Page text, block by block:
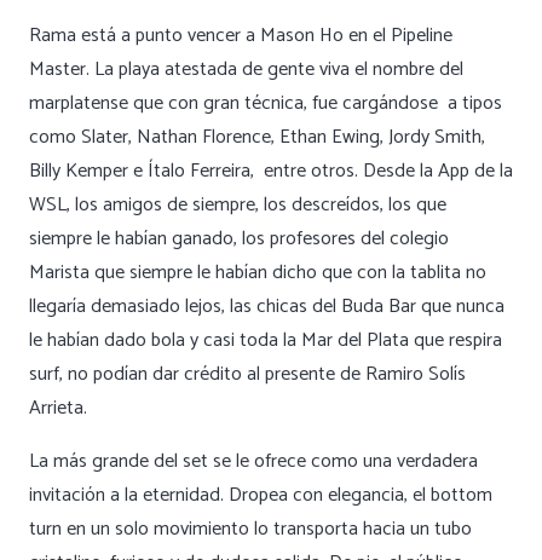
Rama está a punto vencer a Mason Ho en el Pipeline
Master. La playa atestada de gente viva el nombre del
marplatense que con gran técnica, fue cargándose a tipos
como Slater, Nathan Florence, Ethan Ewing, Jordy Smith,
Billy Kemper e Ítalo Ferreira, entre otros. Desde la App de la
WSL, los amigos de siempre, los descreídos, los que
siempre le habían ganado, los profesores del colegio
Marista que siempre le habían dicho que con la tablita no
llegaría demasiado lejos, las chicas del Buda Bar que nunca
le habían dado bola y casi toda la Mar del Plata que respira
surf, no podían dar crédito al presente de Ramiro Solís
Arrieta.
La más grande del set se le ofrece como una verdadera
invitación a la eternidad. Dropea con elegancia, el bottom
turn en un solo movimiento lo transporta hacia un tubo